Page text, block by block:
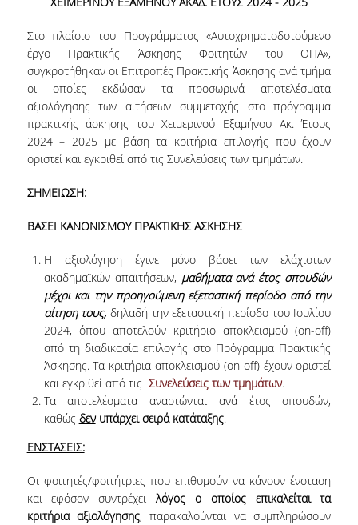
ΔΙΟΙΚΗΤΙΚΟ ΠΡΟΣΩΠΙΚΟ
ΕΡΓΑΣΤΗΡΙΑΚΟ ΠΡΟΣΩΠΙΚΟ
ΜΗΤΡΩΟ ΓΝΩΣΤΙΚΩΝ ΑΝΤΙΚΕΙΜΕΝΩΝ
ΤΜΗΜΑΤΟΣ
ΜΗΤΡΩΑ ΜΕΛΩΝ ΤΜΗΜΑΤΟΣ
ΥΠΟΨΗΦΙΟΙ ΦΟΙΤΗΤΕΣ
ΟΙΚΟΝΟΜΙΚΑ ΜΕ ΔΙΕΘΝΗ ΔΙΑΣΤΑΣΗ
ΔΙΕΠΙΣΤΗΜΟΝΙΚΟΤΗΤΑ
ΣΥΝΕΙΣΦΟΡΑ ΚΑΘΗΓΗΤΩΝ
ΠΑΙΔΑΓΩΓΙΚΗ ΦΙΛΟΣΟΦΙΑ
ΤΕΧΝΟΛΟΓΙΚΗ ΕΝΣΩΜΑΤΩΣΗ
ΙΣΟΤΗΤΑ ΦΥΛΩΝ
Στο πλαίσιο του Προγράμματος «Αυτοχρηματοδοτούμενο
έργο Πρακτικής Άσκησης Φοιτητών του ΟΠΑ»,
συγκροτήθηκαν οι Επιτροπές Πρακτικής Άσκησης ανά τμήμα
οι οποίες εκδώσαν τα προσωρινά αποτελέσματα
αξιολόγησης των αιτήσεων συμμετοχής στο πρόγραμμα
πρακτικής άσκησης του Χειμερινού Εξαμήνου Ακ. Έτους
2024 – 2025 με βάση τα κριτήρια επιλογής που έχουν
οριστεί και εγκριθεί από τις Συνελεύσεις των τμημάτων.
ΣΗΜΕΙΩΣΗ:
ΒΑΣΕΙ ΚΑΝΟΝΙΣΜΟΥ ΠΡΑΚΤΙΚΗΣ ΑΣΚΗΣΗΣ
Η αξιολόγηση έγινε μόνο βάσει των ελάχιστων
ακαδημαϊκών απαιτήσεων, μαθήματα ανά έτος σπουδών
μέχρι και την προηγούμενη εξεταστική περίοδο από την
αίτηση τους, δηλαδή την εξεταστική περίοδο του Ιουλίου
2024, όπου αποτελούν κριτήριο αποκλεισμού (on-off)
από τη διαδικασία επιλογής στο Πρόγραμμα Πρακτικής
Άσκησης. Τα κριτήρια αποκλεισμού (on-off) έχουν οριστεί
και εγκριθεί από τις Συνελεύσεις των τμημάτων.
Τα αποτελέσματα αναρτώνται ανά έτος σπουδών,
καθώς δενυπάρχει σειρά κατάταξης.
ΕΝΣΤΑΣΕΙΣ:
Οι φοιτητές/φοιτήτριες που επιθυμούν να κάνουν ένσταση
και εφόσον συντρέχειλόγος ο οποίος επικαλείται τα
κριτήρια αξιολόγησης, παρακαλούνται να συμπληρώσουν